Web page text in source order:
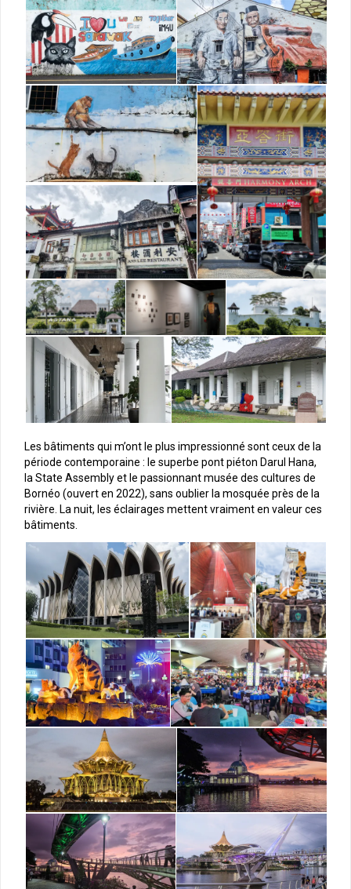
Les bâtiments qui m’ont le plus impressionné sont ceux de la
période contemporaine : le superbe pont piéton Darul Hana,
la State Assembly et le passionnant musée des cultures de
Bornéo (ouvert en 2022), sans oublier la mosquée près de la
rivière. La nuit, les éclairages mettent vraiment en valeur ces
bâtiments.